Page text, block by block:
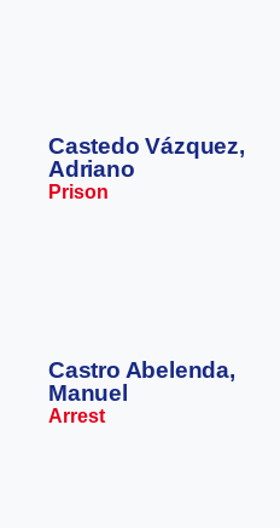
Castedo Vázquez,
Adriano
Prison
Castro Abelenda,
Manuel
Arrest